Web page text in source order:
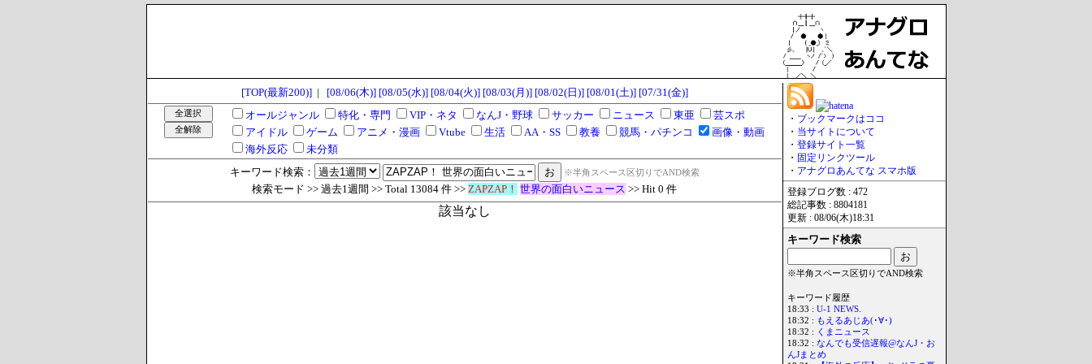
[TOP(最新200)]| [08/06(木)] [08/05(水)] [08/04(火)] [08/03(月)] [08/02(日)] [08/01(土)] [07/31(金)]
オールジャンル
特化・専門 VIP・ネタ なんJ・野球 サッカー ニュース 東亜
芸スポ
アイドル
ゲーム アニメ・漫画 Vtube 生活 AA・SS 教養 競馬・パチンコ
画像・動画
海外反応
未分類
キーワード検索：
※半角スペース区切りでAND検索
検索モード >> 過去1週間 >> Total 13084 件 >> ZAPZAP！ 世界の面白いニュース >> Hit 0 件
該当なし
・ ブックマークはココ
・ 当サイトについて
・ 登録サイト一覧
・ 固定リンクツール
・ アナグロあんてな スマホ版
登録ブログ数 : 472
総記事数 : 8804181
更新 : 08/06(木)18:31
キーワード検索
※半角スペース区切りでAND検索
キーワード履歴
18:33 : U-1 NEWS.
18:32 : もえるあじあ(･∀･)
18:32 :
くまニュース
18:32 : なんでも受信遅報@なんJ・お
んJまとめ